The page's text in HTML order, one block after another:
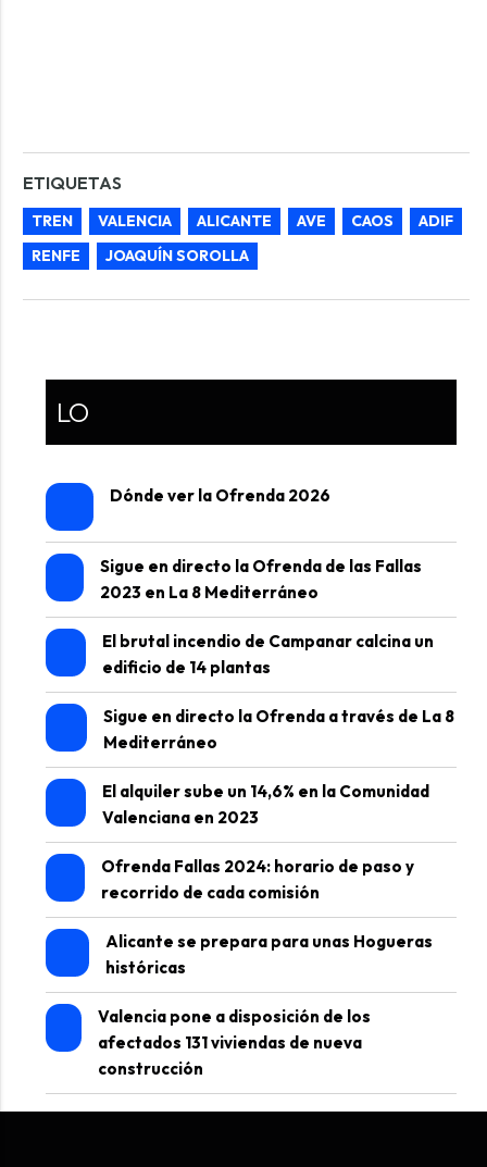
ETIQUETAS
TREN VALENCIA ALICANTE AVE CAOS
ADIF
RENFE
JOAQUÍN SOROLLA
LO
Dónde ver la Ofrenda 2026
Sigue en directo la Ofrenda de las Fallas
2023 en La 8 Mediterráneo
El brutal incendio de Campanar calcina un
edificio de 14 plantas
Sigue en directo la Ofrenda a través de La 8
Mediterráneo
El alquiler sube un 14,6% en la Comunidad
Valenciana en 2023
Ofrenda Fallas 2024: horario de paso y
recorrido de cada comisión
Alicante se prepara para unas Hogueras
históricas
Valencia pone a disposición de los
afectados 131 viviendas de nueva
construcción